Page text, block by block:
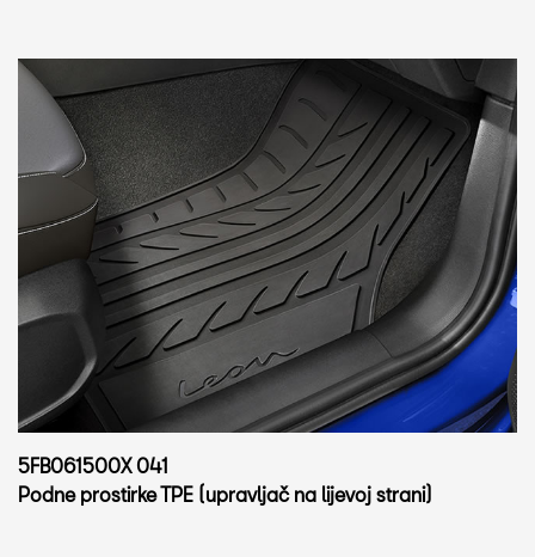
5FB061500X 041
Podne prostirke TPE (upravljač na lijevoj strani)